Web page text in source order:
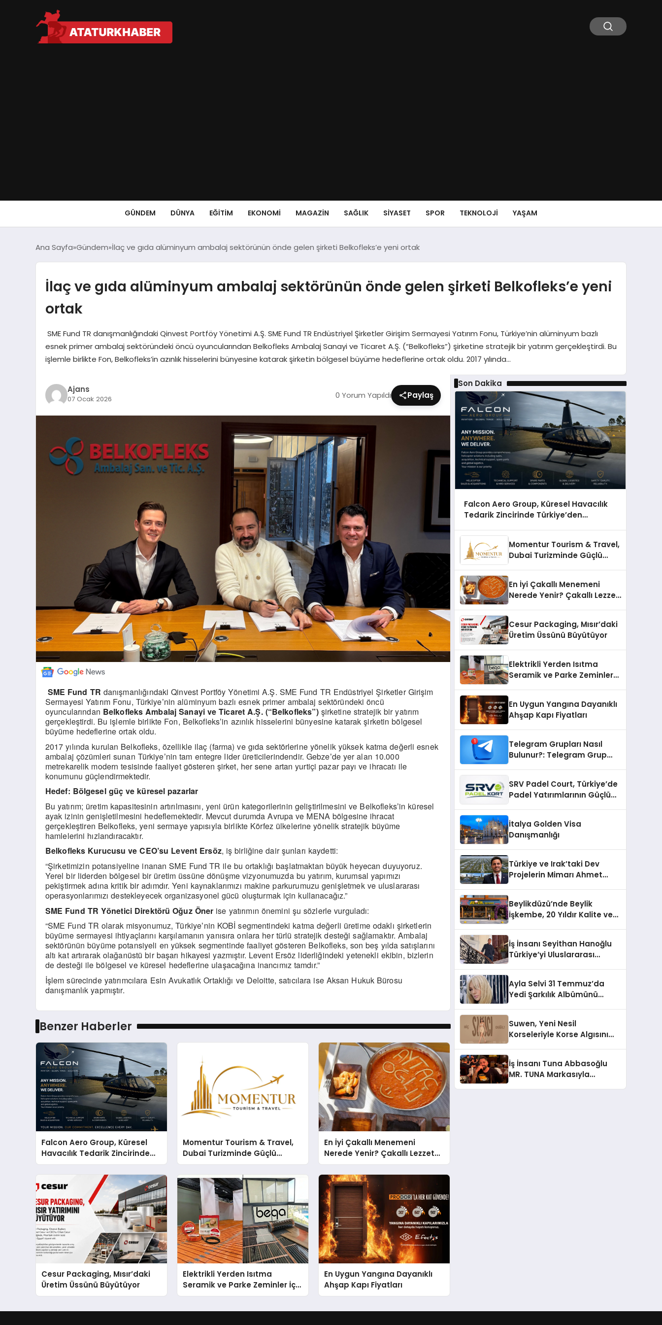
GÜNDEM DÜNYA EĞITIM EKONOMI MAGAZIN SAĞLIK SIYASET SPOR TEKNOLOJI YAŞAM
Ana Sayfa Gündem İlaç ve gıda alüminyum ambalaj sektörünün önde gelen şirketi Belkofleks’e yeni ortak
İlaç ve gıda alüminyum ambalaj sektörünün önde gelen şirketi Belkofleks’e yeni
ortak
SME Fund TR danışmanlığındaki Qinvest Portföy Yönetimi A.Ş. SME Fund TR Endüstriyel Şirketler Girişim Sermayesi Yatırım Fonu, Türkiye’nin alüminyum bazlı
esnek primer ambalaj sektöründeki öncü oyuncularından Belkofleks Ambalaj Sanayi ve Ticaret A.Ş. (“Belkofleks”) şirketine stratejik bir yatırım gerçekleştirdi. Bu
işlemle birlikte Fon, Belkofleks’in azınlık hisselerini bünyesine katarak şirketin bölgesel büyüme hedeflerine ortak oldu. 2017 yılında…
Ajans
07 Ocak 2026 0 Yorum Yapıldı Paylaş
SME Fund TR danışmanlığındaki Qinvest Portföy Yönetimi A.Ş. SME Fund TR Endüstriyel Şirketler Girişim
Sermayesi Yatırım Fonu, Türkiye’nin alüminyum bazlı esnek primer ambalaj sektöründekiöncü
oyuncularından Belkofleks Ambalaj Sanayi ve Ticaret A.Ş. (“Belkofleks”)şirketine stratejik bir yatırım
gerçekleştirdi. Bu işlemle birlikte Fon, Belkofleks’in azınlık hisselerini bünyesine katarak şirketin bölgesel
büyüme hedeflerine ortak oldu.
2017 yılında kurulan Belkofleks, özellikle ilaç (farma) ve gıda sektörlerine yönelik yüksek katma değerli esnek
ambalaj çözümleri sunan Türkiye’nin tam entegre lider üreticilerindendir. Gebze’de yer alan 10.000
metrekarelik modern tesisinde faaliyet gösteren şirket, her sene artan yurtiçi pazar payı ve ihracatı ile
konumunu güçlendirmektedir.
Hedef: Bölgesel güçve küresel pazarlar
Bu yatırım; üretim kapasitesinin artırılmasını, yeni ürün kategorilerinin geliştirilmesini ve Belkofleks’in küresel
ayak izinin genişletilmesini hedeflemektedir. Mevcut durumda Avrupa ve MENA bölgesine ihracat
gerçekleştiren Belkofleks, yeni sermaye yapısıyla birlikte Körfez ülkelerine yönelik stratejik büyüme
hamlelerini hızlandıracaktır.
Belkofleks Kurucusu ve CEO’su Levent Ersöz, iş birliğine dair şunları kaydetti:
“Şirketimizin potansiyeline inanan SME Fund TR ile bu ortaklığı başlatmaktan büyük heyecan duyuyoruz.
Yerel bir liderden bölgesel bir üretim üssüne dönüşme vizyonumuzda bu yatırım, kurumsal yapımızı
pekiştirmek adına kritik bir adımdır. Yeni kaynaklarımızı makine parkurumuzu genişletmek ve uluslararası
operasyonlarımızı destekleyecek organizasyonel gücü oluşturmak için kullanacağız.”
SME Fund TR Yönetici Direktörü Oğuz Öner ise yatırımın önemini şu sözlerle vurguladı:
“SME Fund TR olarak misyonumuz, Türkiye’nin KOBİ segmentindeki katma değerli üretime odaklı şirketlerin
büyüme sermayesi ihtiyaçlarını karşılamanın yanısıra onlara her türlü stratejik desteği sağlamaktır. Ambalaj
sektörünün büyüme potansiyeli en yüksek segmentinde faaliyet gösteren Belkofleks, son beş yılda satışlarını
altı kat artırarak olağanüstü bir başarı hikayesi yazmıştır. Levent Ersöz liderliğindeki yetenekli ekibin, bizlerin
de desteği ile bölgesel ve küresel hedeflerine ulaşacağına inancımız tamdır.”
İşlem sürecinde yatırımcılara Esin Avukatlık Ortaklığı ve Deloitte, satıcılara ise Aksan Hukuk Bürosu
danışmanlık yapmıştır.
Benzer Haberler
Falcon Aero Group, Küresel
Havacılık Tedarik Zincirinde
Türkiye’den Dünyaya Açılıyor
Momentur Tourism & Travel,
Dubai Turizminde Güçlü
Operasyon Ağıyla Fark
Yaratıyor
En İyi Çakallı Menemeni
Nerede Yenir? Çakallı Lezzet
Rehberi
Cesur Packaging, Mısır’daki
Üretim Üssünü Büyütüyor
Elektrikli Yerden Isıtma
Seramik ve Parke Zeminler İçin
En Verimli Çözümler
En Uygun Yangına Dayanıklı
Ahşap Kapı Fiyatları
Son Dakika
Falcon Aero Group, Küresel Havacılık
Tedarik Zincirinde Türkiye’den
Momentur Tourism & Travel,
Dubai Turizminde Güçlü
En İyi Çakallı Menemeni
Nerede Yenir? Çakallı Lezzet
Cesur Packaging, Mısır’daki
Üretim Üssünü Büyütüyor
Elektrikli Yerden Isıtma
Seramik ve Parke Zeminler
En Uygun Yangına Dayanıklı
Ahşap Kapı Fiyatları
Telegram Grupları Nasıl
Bulunur?: Telegram Grup
SRV Padel Court, Türkiye’de
Padel Yatırımlarının Güçlü
İtalya Golden Visa
Danışmanlığı
Türkiye ve Irak’taki Dev
Projelerin Mimarı Ahmet
Holding Industrial City”
Projesini Hayata Geçirecek
Beylikdüzü’nde Beylik
İşkembe, 20 Yıldır Kalite ve
İş İnsanı Seyithan Hanoğlu
Türkiye’yi Uluslararası
Ayla Selvi 31 Temmuz’da
Yedi Şarkılık Albümünü
Suwen, Yeni Nesil
Korseleriyle Korse Algısını
İş İnsanı Tuna Abbasoğlu
MR. TUNA Markasıyla